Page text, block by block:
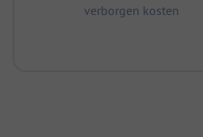
verborgen kosten